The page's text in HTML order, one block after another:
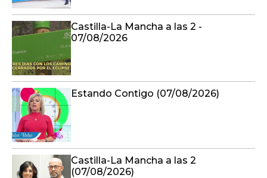
Castilla-La Mancha a las 2 -
07/08/2026
Estando Contigo (07/08/2026)
Castilla-La Mancha a las 2
(07/08/2026)